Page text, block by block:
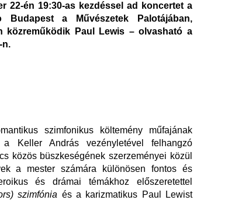
22-én 19:30-as kezdéssel ad koncertet a
Budapest a Művészetek Palotájában,
közreműködik Paul Lewis – olvasható a
-n.
szimfonikus költemény műfajának
a Keller András vezényletével felhangzó
közös büszkeségének szerzeményei közül
a mester számára különösen fontos és
és drámai témákhoz előszeretettel
szimfónia és a karizmatikus Paul Lewist